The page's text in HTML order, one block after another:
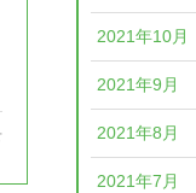
2021年10月
2021年9月
2021年8月
2021年7月